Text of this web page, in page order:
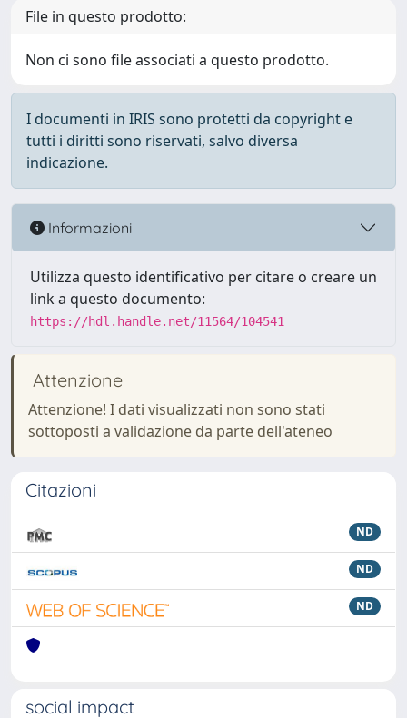
File in questo prodotto:
Non ci sono file associati a questo prodotto.
I documenti in IRIS sono protetti da copyright e
tutti i diritti sono riservati, salvo diversa
indicazione.
Informazioni
Utilizza questo identificativo per citare o creare un
link a questo documento:
https://hdl.handle.net/11564/104541
Attenzione
Attenzione! I dati visualizzati non sono stati
sottoposti a validazione da parte dell'ateneo
Citazioni
ND
ND
ND
social impact